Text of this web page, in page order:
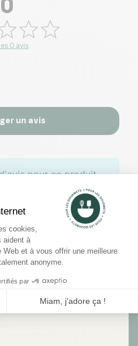
0
0 avis
un avis
pour ce produit.
offres toute l’année
de promotions tout au
de produits